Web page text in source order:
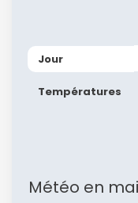
Jour
Températures
Météo en mai